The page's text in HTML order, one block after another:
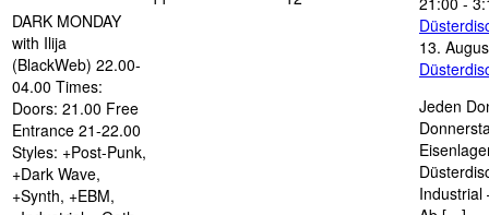
DARK MONDAY
with Ilija
(BlackWeb) 22.00-
04.00 Times:
Doors: 21.00 Free
Entrance 21-22.00
Styles: +Post-Punk,
+Dark Wave,
+Synth, +EBM,
13.
Jeden
Industrial